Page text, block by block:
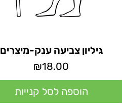
גיליון צביעה ענק-מיצרים
מחיר
₪18.00
הוספה לסל קנייות